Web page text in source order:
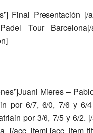
Final Presentación
Tour Barcelona[/
Juani Mieres –
por 6/7, 6/0, 7/6 y 6/4
por 3/6, 7/5 y 6/2.
[/acc_item] [acc_item